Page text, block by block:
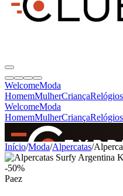
WelcomeModa
HomemMulherCriançaRelógios
WelcomeModa
HomemMulherCriançaRelógios
SINCE 2005
Início/Moda/Alpercatas/
-50%
Paez